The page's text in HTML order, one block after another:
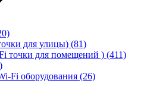
для улицы) (81)
точки для помещений ) (411)
Fi оборудования (26)